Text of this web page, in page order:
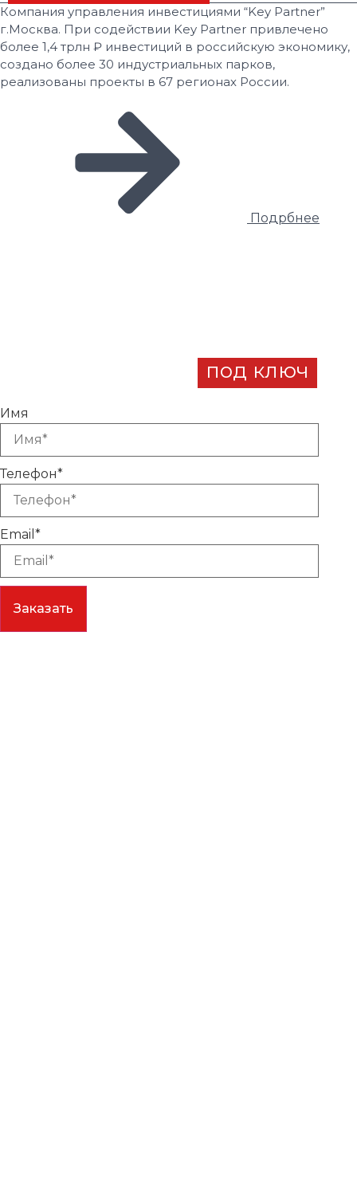
Компания управления инвестициями “Key Partner”
г.Москва. При содействии Key Partner привлечено
более 1,4 трлн ₽ инвестиций в российскую экономику,
создано более 30 индустриальных парков,
реализованы проекты в 67 регионах России.
Подрбнее
под ключ
Имя
Телефон*
Email*
Заказать